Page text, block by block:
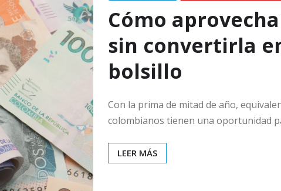
Cómo
sin convertirla
bolsillo
Con la prima de mitad de año,
colombianos tienen una oportunidad
LEER MÁS